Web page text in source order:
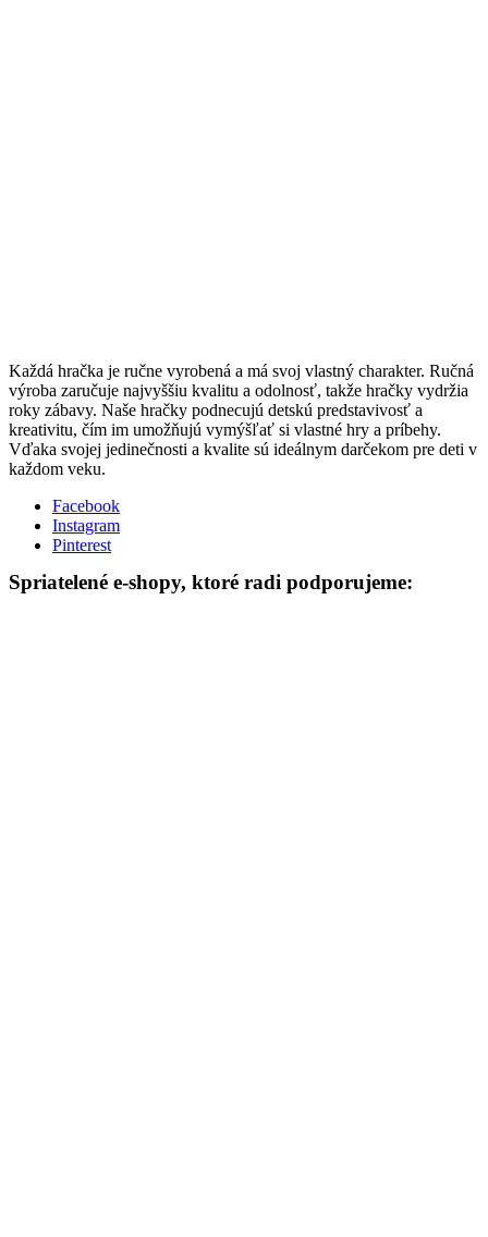
Každá hračka je ručne vyrobená a má svoj vlastný charakter. Ručná
výroba zaručuje najvyššiu kvalitu a odolnosť, takže hračky vydržia
roky zábavy. Naše hračky podnecujú detskú predstavivosť a
kreativitu, čím im umožňujú vymýšľať si vlastné hry a príbehy.
Vďaka svojej jedinečnosti a kvalite sú ideálnym darčekom pre deti v
každom veku.
Facebook
Instagram
Pinterest
Spriatelené e-shopy, ktoré radi podporujeme: